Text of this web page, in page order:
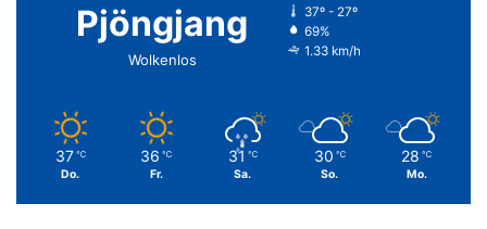
Pjöngjang
Wolkenlos
37º - 27º
69%
1.33 km/h
37 ℃
Do.
36 ℃
Fr.
31 ℃
Sa.
30 ℃
So.
28 ℃
Mo.